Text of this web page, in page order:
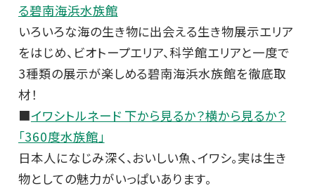
る碧南海浜水族館
いろいろな海の生き物に出会える生き物展示エリア
をはじめ、ビオトープエリア、科学館エリアと一度で
3種類の展示が楽しめる碧南海浜水族館を徹底取
材！
■イワシトルネード 下から見るか？横から見るか？
「360度水族館」
日本人になじみ深く、おいしい魚、イワシ。実は生き
物としての魅力がいっぱいあります。